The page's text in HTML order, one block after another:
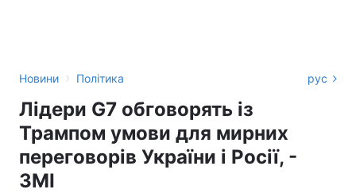
Новини › Політика рус
Лідери G7 обговорять із
Трампом умови для мирних
переговорів України і Росії, -
ЗМІ